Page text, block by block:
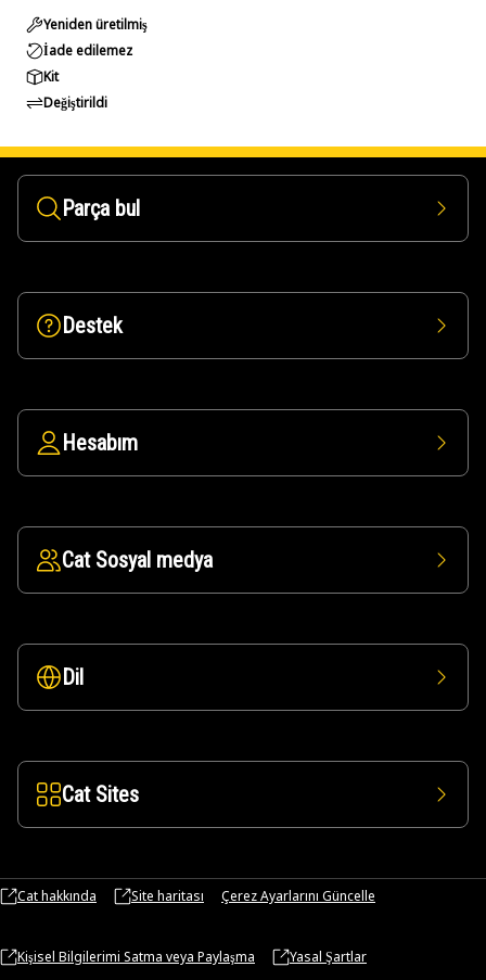
Yeniden üretilmiş
İade edilemez
Kit
Değiştirildi
Parça bul
Destek
Hesabım
Cat Sosyal medya
Dil
Cat Sites
Cat hakkında Site haritası Çerez Ayarlarını Güncelle
Kişisel Bilgilerimi Satma veya Paylaşma Yasal Şartlar